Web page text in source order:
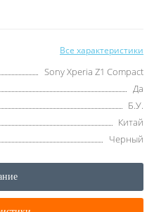
Все характеристики
Sony Xperia Z1 Compact
Да
Б.У.
Китай
Черный